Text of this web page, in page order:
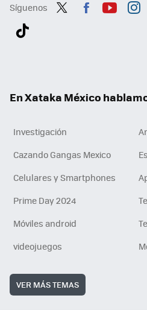
Síguenos
En Xataka México
Investigación
Cazando Gangas Mexico
Celulares y Smartphones
Prime Day 2024
Móviles android
videojuegos
VER MÁS TEMAS